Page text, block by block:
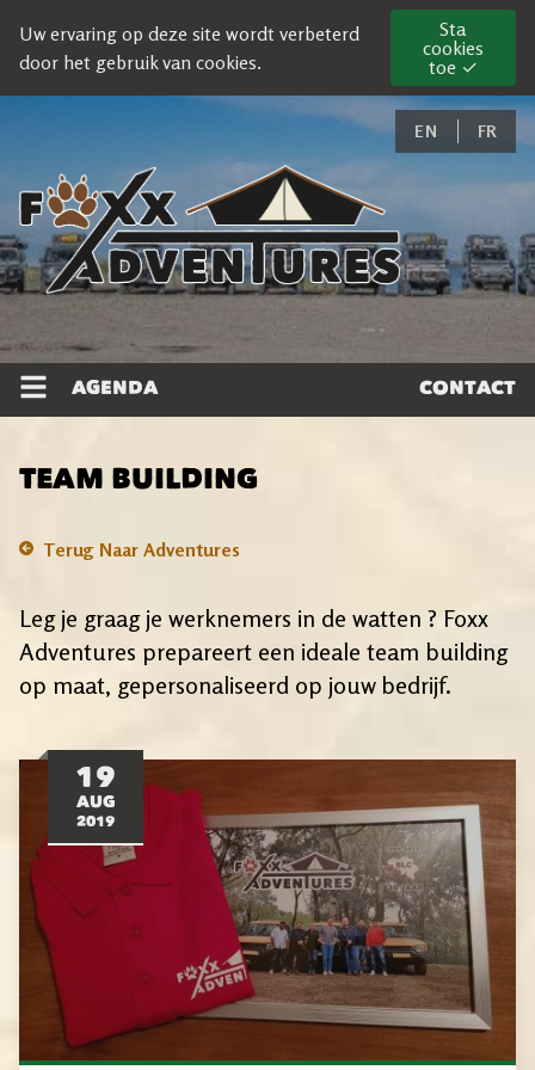
Uw ervaring op deze site wordt verbeterd
door het gebruik van cookies.
Sta
cookies
toe ✓
EN FR
AGENDA CONTACT
TEAM BUILDING
Terug Naar Adventures
Leg je graag je werknemers in de watten ? Foxx
Adventures prepareert een ideale team building
op maat, gepersonaliseerd op jouw bedrijf.
19
AUG
2019